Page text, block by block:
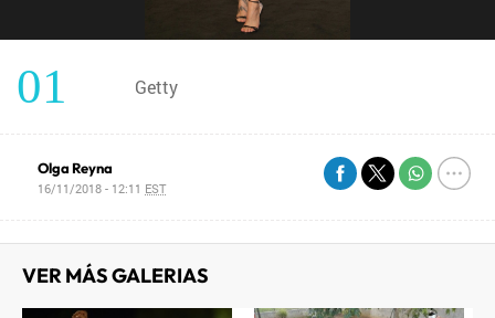
01 Getty
Olga Reyna
16/11/2018 - 12:11 EST
VER MÁS GALERIAS